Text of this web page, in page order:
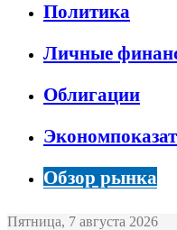
Политика
Личные
Облигации
Обзор рынка
Пятница, 7 августа 2026